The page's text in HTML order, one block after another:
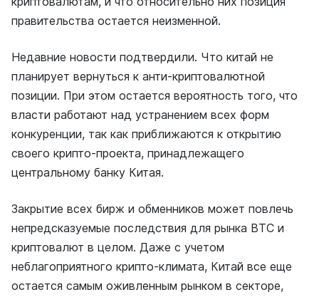
правительства остается неизменной.
Недавние новости подтвердили. Что китай не
планирует вернуться к анти-криптовалютной
позиции. При этом остается вероятность того, что
власти работают над устранением всех форм
конкуренции, так как приближаются к открытию
своего крипто-проекта, принадлежащего
центральному банку Китая.
Закрытие всех бирж и обменников может повлечь
непредсказуемые последствия для рынка BTC и
криптовалют в целом. Даже с учетом
неблагоприятного крипто-климата, Китай все еще
остается самым оживленным рынком в секторе,